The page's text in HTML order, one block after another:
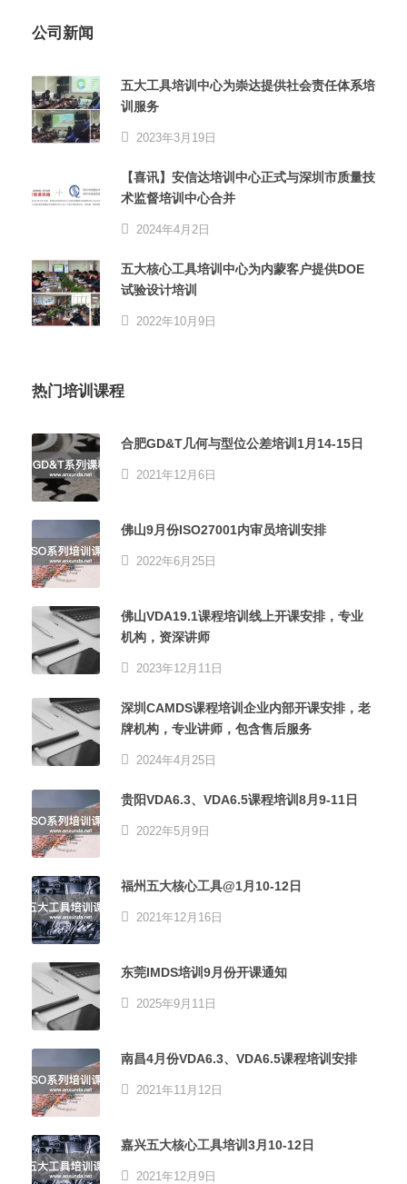
公司新闻
五大工具培训中心为崇达提供社会责任体系培
训服务
2023年3月19日
【喜讯】安信达培训中心正式与深圳市质量技
术监督培训中心合并
2024年4月2日
五大核心工具培训中心为内蒙客户提供DOE
试验设计培训
2022年10月9日
热门培训课程
合肥GD&T几何与型位公差培训1月14-15日
2021年12月6日
佛山9月份ISO27001内审员培训安排
2022年6月25日
佛山VDA19.1课程培训线上开课安排，专业
机构，资深讲师
2023年12月11日
深圳CAMDS课程培训企业内部开课安排，老
牌机构，专业讲师，包含售后服务
2024年4月25日
贵阳VDA6.3、VDA6.5课程培训8月9-11日
2022年5月9日
福州五大核心工具@1月10-12日
2021年12月16日
东莞IMDS培训9月份开课通知
2025年9月11日
南昌4月份VDA6.3、VDA6.5课程培训安排
2021年11月12日
嘉兴五大核心工具培训3月10-12日
2021年12月9日